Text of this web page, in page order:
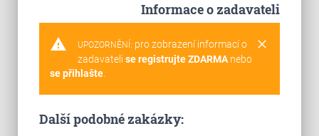
Informace o zadavateli
warning clear
UPOZORNĚNÍ: pro zobrazení informací o
zadavateli se registrujte ZDARMAnebo
se přihlašte.
Další podobné zakázky: